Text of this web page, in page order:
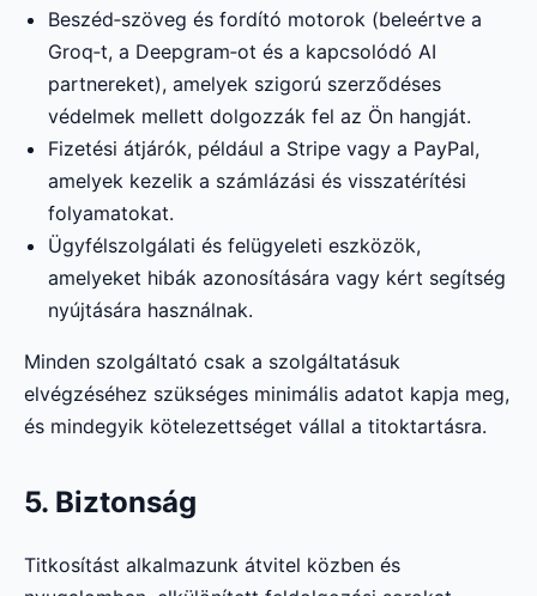
Beszéd‑szöveg és fordító motorok (beleértve a
Groq‑t, a Deepgram‑ot és a kapcsolódó AI
partnereket), amelyek szigorú szerződéses
védelmek mellett dolgozzák fel az Ön hangját.
Fizetési átjárók, például a Stripe vagy a PayPal,
amelyek kezelik a számlázási és visszatérítési
folyamatokat.
Ügyfélszolgálati és felügyeleti eszközök,
amelyeket hibák azonosítására vagy kért segítség
nyújtására használnak.
Minden szolgáltató csak a szolgáltatásuk
elvégzéséhez szükséges minimális adatot kapja meg,
és mindegyik kötelezettséget vállal a titoktartásra.
5. Biztonság
Titkosítást alkalmazunk átvitel közben és